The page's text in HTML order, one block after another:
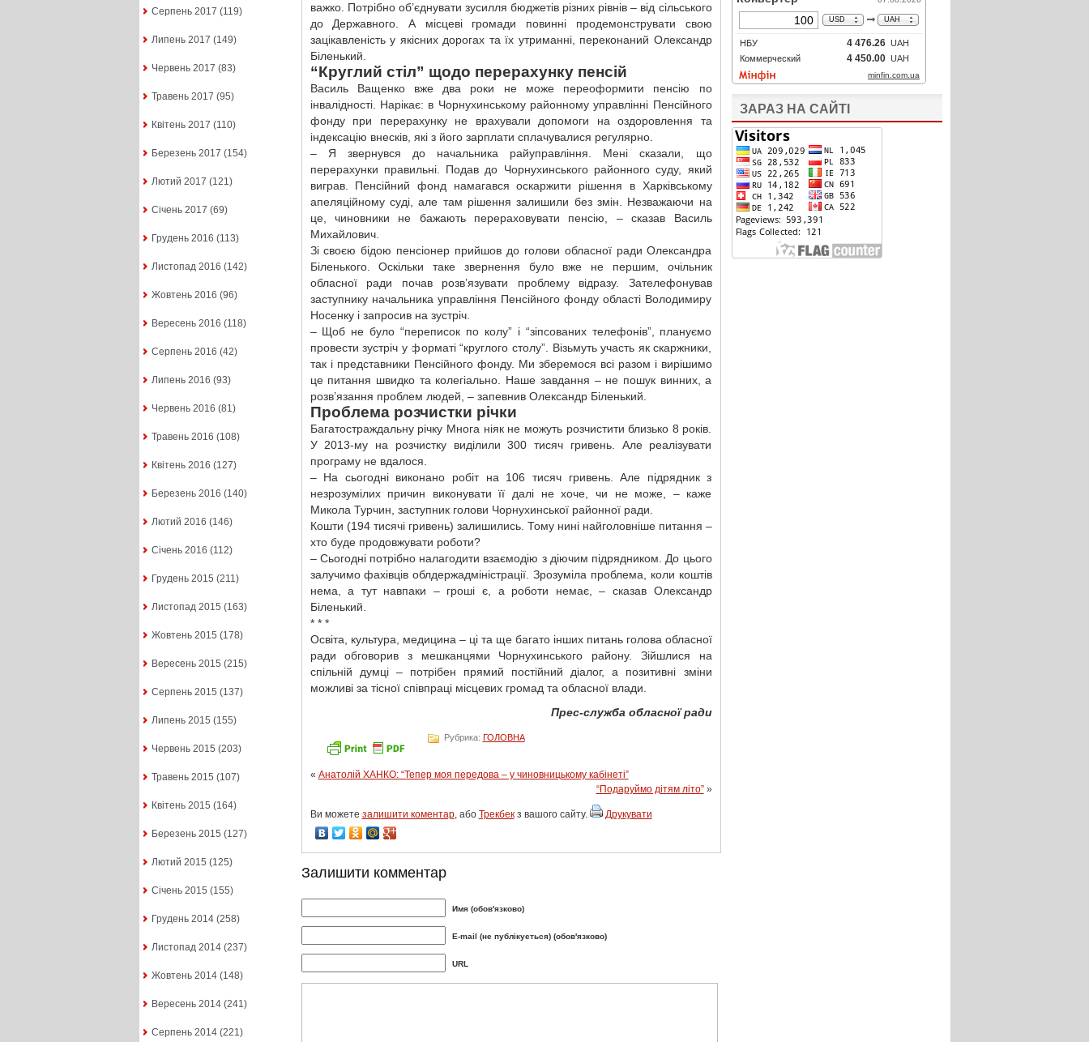
Серпень 2017 (119)
Липень 2017 (149)
Червень 2017 (83)
Травень 2017 (95)
Квітень 2017 (110)
Березень 2017 (154)
Лютий 2017 (121)
Січень 2017 (69)
Грудень 2016 (113)
Листопад 2016 (142)
Жовтень 2016 (96)
Вересень 2016 (118)
Серпень 2016 (42)
Липень 2016 (93)
Червень 2016 (81)
Травень 2016 (108)
Квітень 2016 (127)
Березень 2016 (140)
Лютий 2016 (146)
Січень 2016 (112)
Грудень 2015 (211)
Листопад 2015 (163)
Жовтень 2015 (178)
Вересень 2015 (215)
Серпень 2015 (137)
Липень 2015 (155)
Червень 2015 (203)
Травень 2015 (107)
Квітень 2015 (164)
Березень 2015 (127)
Лютий 2015 (125)
Січень 2015 (155)
Грудень 2014(258)
Листопад 2014(237)
Жовтень 2014(148)
Вересень 2014(241)
Серпень 2014(221)
важко. Потрібно об’єднувати зусилля бюджетів різних рівнів – від сільського
до Державного. А місцеві громади повинні продемонструвати свою
зацікавленість у якісних дорогах та їх утриманні, переконаний Олександр
Біленький.
“Круглий стіл” щодо перерахунку пенсій
Василь Ващенко вже два роки не може переоформити пенсію по
інвалідності. Нарікає: в Чорнухинському районному управлінні Пенсійного
фонду при перерахунку не врахували допомоги на оздоровлення та
індексацію внесків, які з його зарплати сплачувалися регулярно.
– Я звернувся до начальника райуправління. Мені сказали, що
перерахунки правильні. Подав до Чорнухинського районного суду, який
виграв. Пенсійний фонд намагався оскаржити рішення в Харківському
апеляційному суді, але там рішення залишили без змін. Незважаючи на
це, чиновники не бажають перераховувати пенсію, – сказав Василь
Михайлович.
Зі своєю бідою пенсіонер прийшов до голови обласної ради Олександра
Біленького. Оскільки таке звернення було вже не першим, очільник
обласної ради почав розв’язувати проблему відразу. Зателефонував
заступнику начальника управління Пенсійного фонду області Володимиру
Носенку і запросив на зустріч.
– Щоб не було “переписок по колу” і “зіпсованих телефонів”, плануємо
провести зустріч у форматі “круглого столу”. Візьмуть участь як скаржники,
так і представники Пенсійного фонду. Ми зберемося всі разом і вирішимо
це питання швидко та колегіально. Наше завдання – не пошук винних, а
розв’язання проблем людей, – запевнив Олександр Біленький.
Проблема розчистки річки
Багатостраждальну річку Многа ніяк не можуть розчистити близько 8 років.
У 2013-му на розчистку виділили 300 тисяч гривень. Але реалізувати
програму не вдалося.
– На сьогодні виконано робіт на 106 тисяч гривень. Але підрядник з
незрозумілих причин виконувати її далі не хоче, чи не може, – каже
Микола Турчин, заступник голови Чорнухинської районної ради.
Кошти (194 тисячі гривень) залишились. Тому нині найголовніше питання –
хто буде продовжувати роботи?
– Сьогодні потрібно налагодити взаємодію з діючим підрядником. До цього
залучимо фахівців облдержадміністрації. Зрозуміла проблема, коли коштів
нема, а тут навпаки – гроші є, а роботи немає, – сказав Олександр
Біленький.
* * *
Освіта, культура, медицина – ці та ще багато інших питань голова обласної
ради обговорив з мешканцями Чорнухинського району. Зійшлися на
спільній думці – потрібен прямий постійний діалог, а позитивні зміни
можливі за тісної співпраці місцевих громад та обласної влади.
Прес-служба обласної ради
Рубрика: ГОЛОВНА
« Анатолій ХАНКО: “Тепер моя передова – у чиновницькому кабінеті”
“Подаруймо дітям літо”»
Ви можете залишити коментар, або Трекбекз вашого сайту. Друкувати
Залишити комментар
Имя (обов'язково)
E-mail (не публікується) (обов'язково)
URL
ЗАРАЗ НА САЙТІ